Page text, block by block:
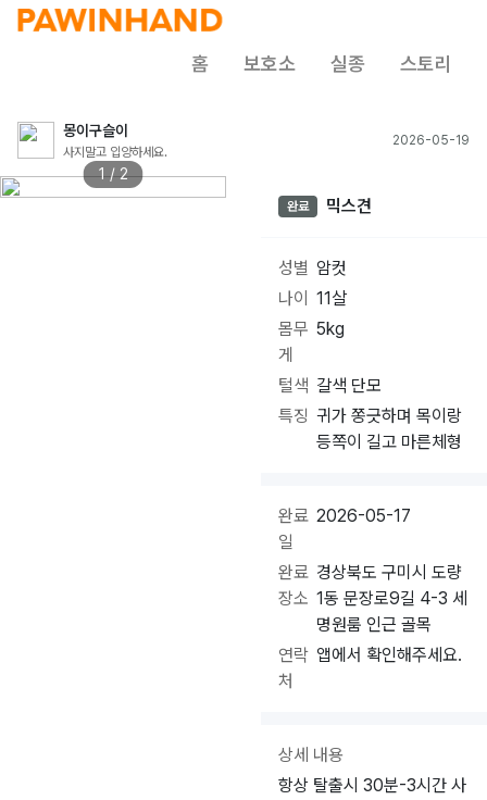
홈 보호소 실종 스토리
몽이구슬이
사지말고 입양하세요.
2026-05-19
1 / 2
완료 믹스견
성별 암컷
나이
11살
몸무
게
5kg
털색 갈색 단모
특징 귀가 쫑긋하며 목이랑
등쪽이 길고 마른체형
완료
일
2026-05-17
완료
장소
경상북도 구미시 도량
1동 문장로9길 4-3 세
명원룸 인근 골목
연락
처
앱에서 확인해주세요.
상세 내용
항상 탈출시 30분-3시간 사